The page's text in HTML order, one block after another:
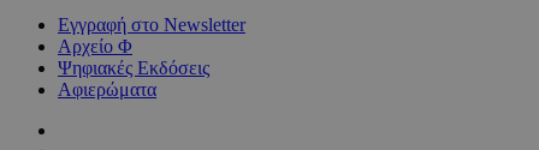
Εγγραφή στο Newsletter
Αρχείο Φ
Ψηφιακές Εκδόσεις
Αφιερώματα